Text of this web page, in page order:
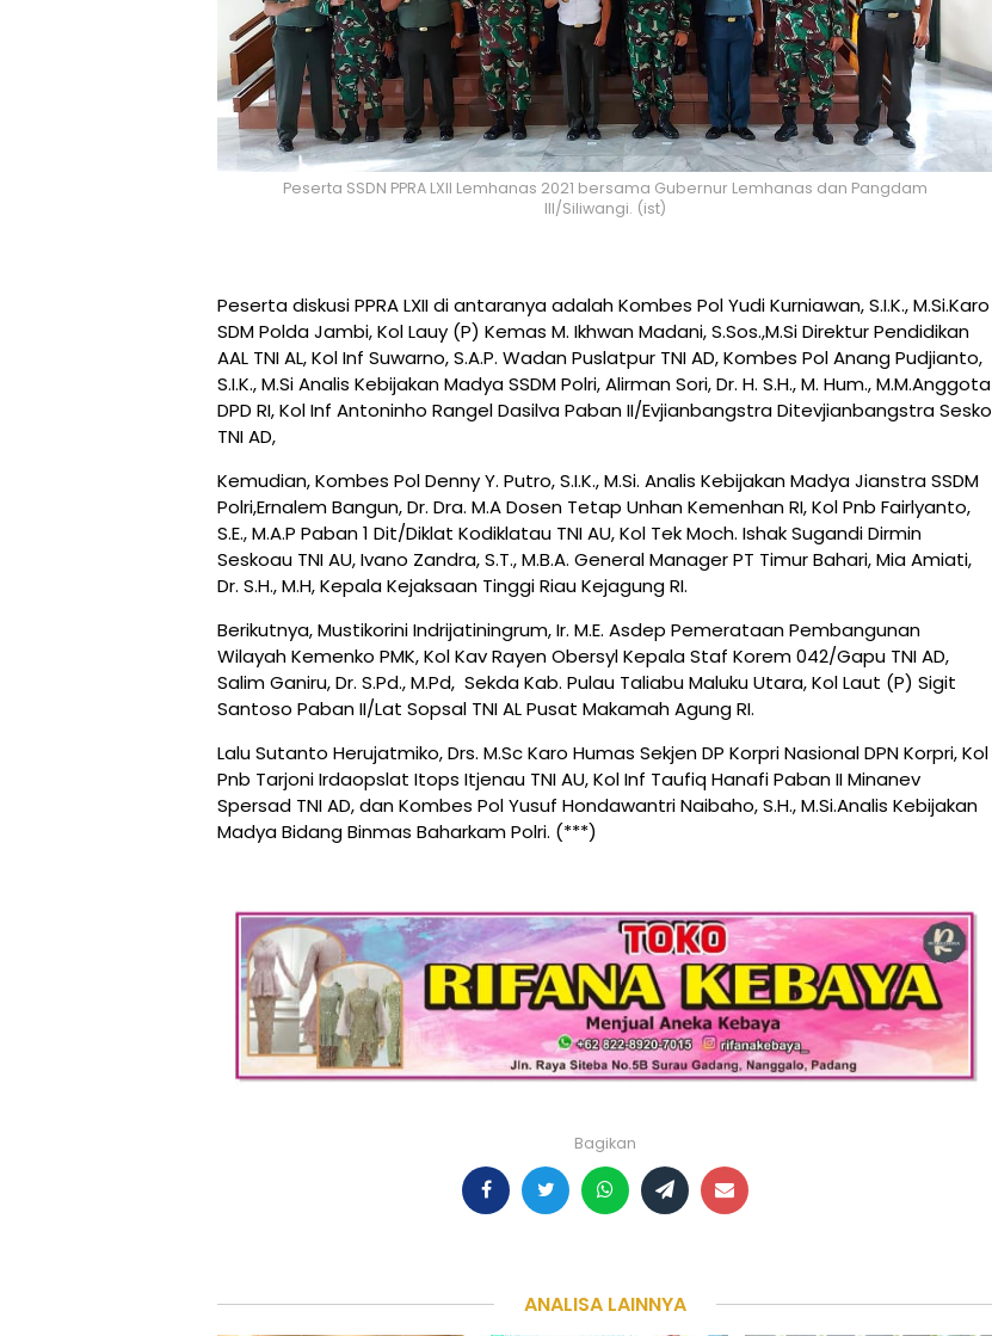
Peserta SSDN PPRA LXII Lemhanas 2021 bersama Gubernur Lemhanas dan Pangdam
III/Siliwangi. (ist)
Peserta diskusi PPRA LXII di antaranya adalah Kombes Pol Yudi Kurniawan, S.I.K., M.Si.Karo
SDM Polda Jambi, Kol Lauy (P) Kemas M. Ikhwan Madani, S.Sos.,M.Si Direktur Pendidikan
AAL TNI AL, Kol Inf Suwarno, S.A.P. Wadan Puslatpur TNI AD, Kombes Pol Anang Pudjianto,
S.I.K., M.Si Analis Kebijakan Madya SSDM Polri, Alirman Sori, Dr. H. S.H., M. Hum., M.M.Anggota
DPD RI, Kol Inf Antoninho Rangel Dasilva Paban II/Evjianbangstra Ditevjianbangstra Sesko
TNI AD,
Kemudian, Kombes Pol Denny Y. Putro, S.I.K., M.Si. Analis Kebijakan Madya Jianstra SSDM
Polri,Ernalem Bangun, Dr. Dra. M.A Dosen Tetap Unhan Kemenhan RI, Kol Pnb Fairlyanto,
S.E., M.A.P Paban 1 Dit/Diklat Kodiklatau TNI AU, Kol Tek Moch. Ishak Sugandi Dirmin
Seskoau TNI AU, Ivano Zandra, S.T., M.B.A. General Manager PT Timur Bahari, Mia Amiati,
Dr. S.H., M.H, Kepala Kejaksaan Tinggi Riau Kejagung RI.
Berikutnya, Mustikorini Indrijatiningrum, Ir. M.E. Asdep Pemerataan Pembangunan
Wilayah Kemenko PMK, Kol Kav Rayen Obersyl Kepala Staf Korem 042/Gapu TNI AD,
Salim Ganiru, Dr. S.Pd., M.Pd, Sekda Kab. Pulau Taliabu Maluku Utara, Kol Laut (P) Sigit
Santoso Paban II/Lat Sopsal TNI AL Pusat Makamah Agung RI.
Lalu Sutanto Herujatmiko, Drs. M.Sc Karo Humas Sekjen DP Korpri Nasional DPN Korpri, Kol
Pnb Tarjoni Irdaopslat Itops Itjenau TNI AU, Kol Inf Taufiq Hanafi Paban II Minanev
Spersad TNI AD, dan Kombes Pol Yusuf Hondawantri Naibaho, S.H., M.Si.Analis Kebijakan
Madya Bidang Binmas Baharkam Polri. (***)
Bagikan
ANALISA LAINNYA